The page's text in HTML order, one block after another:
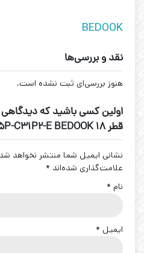
BEDOOK
نقد و بررسی‌ها
هنوز بررسی‌ای ثبت نشده است.
اولین کسی باشید که
قطر 18 FM18-T05P-C31P2-E BEDOOK”
نشانی ایمیل شما منتشر نخواهد
علامت‌گذاری شده‌اند *
نام *
ایمیل *